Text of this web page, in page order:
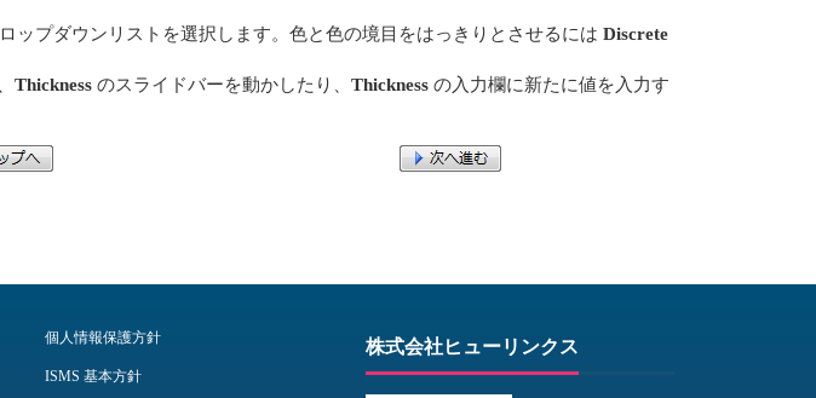
ロップダウンリストを選択します。色と色の境目をはっきりとさせるには Discrete
Thickness のスライドバーを動かしたり、 Thickness の入力欄に新たに値を入力す
個人情報保護方針
ISMS 基本方針
株式会社ヒューリンクス